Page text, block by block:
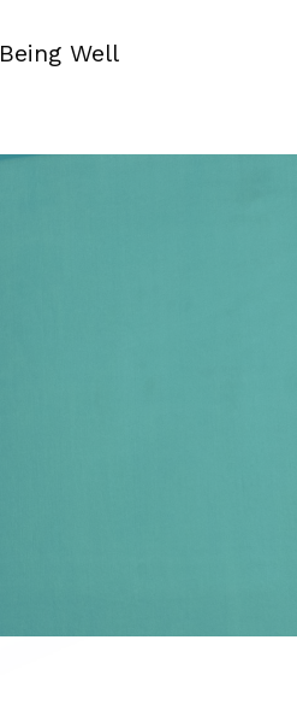
Being Well